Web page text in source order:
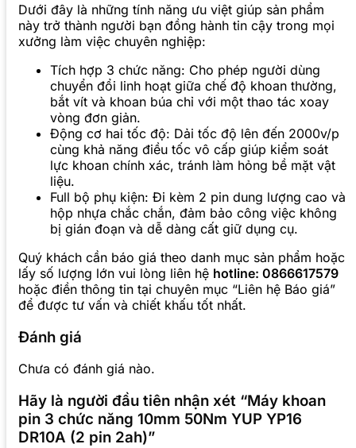
Dưới đây là những tính năng ưu việt giúp sản phẩm
này trở thành người bạn đồng hành tin cậy trong mọi
xưởng làm việc chuyên nghiệp:
Tích hợp 3 chức năng: Cho phép người dùng
chuyển đổi linh hoạt giữa chế độ khoan thường,
bắt vít và khoan búa chỉ với một thao tác xoay
vòng đơn giản.
Động cơ hai tốc độ: Dải tốc độ lên đến 2000v/p
cùng khả năng điều tốc vô cấp giúp kiểm soát
lực khoan chính xác, tránh làm hỏng bề mặt vật
liệu.
Full bộ phụ kiện: Đi kèm 2 pin dung lượng cao và
hộp nhựa chắc chắn, đảm bảo công việc không
bị gián đoạn và dễ dàng cất giữ dụng cụ.
Quý khách cần báo giá theo danh mục sản phẩm hoặc
lấy số lượng lớn vui lòng liên hệ hotline: 0866617579
hoặc điền thông tin tại chuyên mục “Liên hệ Báo giá”
để được tư vấn và chiết khấu tốt nhất.
Đánh giá
Chưa có đánh giá nào.
Hãy là người đầu tiên nhận xét “Máy khoan
pin 3 chức năng 10mm 50Nm YUP YP16
DR10A (2 pin 2ah)”